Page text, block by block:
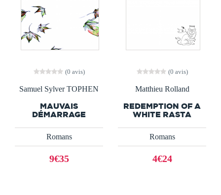
(0 avis)
Samuel Sylver TOPHEN
MAUVAIS
DÉMARRAGE
Romans
9€35
(0 avis)
Matthieu Rolland
REDEMPTION OF A
WHITE RASTA
Romans
4€24